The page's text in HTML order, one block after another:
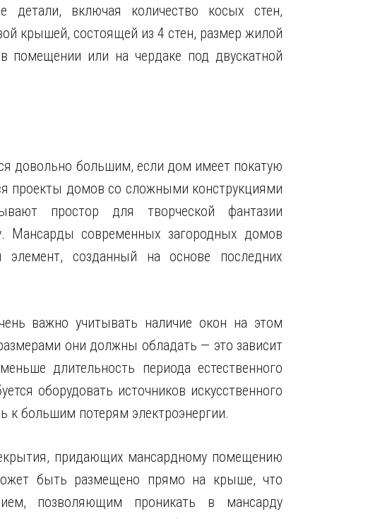
детали, включая количество косых стен,
крышей, состоящей из 4 стен, размер жилой
или на чердаке под двускатной
довольно большим, если дом имеет покатую
домов со сложными конструкциями
простор для творческой фантазии
Мансарды современных загородных домов
созданный на основе последних
важно учитывать наличие окон на этом
они должны обладать — это зависит
длительность периода естественного
оборудовать источников искусственного
к большим потерям электроэнергии.
придающих мансардному помещению
быть размещено прямо на крыше, что
позволяющим проникать в мансарду